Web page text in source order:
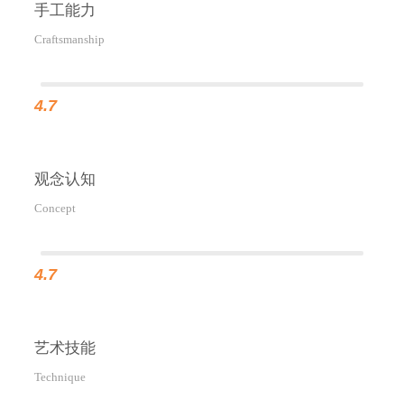
手工能力
Craftsmanship
4.7
观念认知
Concept
4.7
艺术技能
Technique